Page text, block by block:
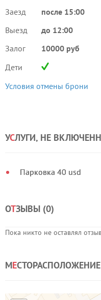
Заезд
после 15:00
Выезд
до 12:00
Залог
10000 руб
Дети
Условия отмены брони
УСЛУГИ, НЕ
Парковка 40 usd
ОТЗЫВЫ (0)
Пока никто не оставлял
МЕСТОРАСПОЛОЖЕНИЕ